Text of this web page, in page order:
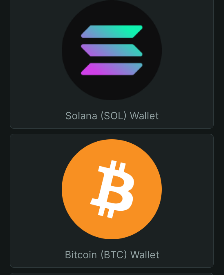
Solana (SOL) Wallet
Bitcoin (BTC) Wallet